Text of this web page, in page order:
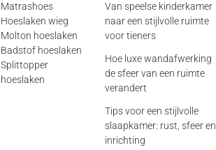
Matrashoes
Hoeslaken wieg
Molton hoeslaken
Badstof hoeslaken
Splittopper
hoeslaken
Van speelse kinderkamer
naar een stijlvolle ruimte
voor tieners
Hoe luxe wandafwerking
de sfeer van een ruimte
verandert
Tips voor een stijlvolle
slaapkamer: rust, sfeer en
inrichting